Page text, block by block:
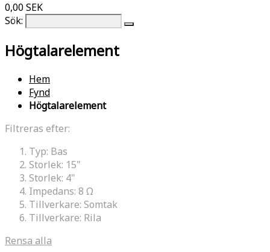
0,00 SEK
Sök:
Högtalarelement
Hem
Fynd
Högtalarelement
Filtreras efter:
Typ: Bas
Storlek: 15"
Storlek: 4"
Impedans: 8 Ω
Tillverkare: Somtak
Tillverkare: Rila
Rensa alla